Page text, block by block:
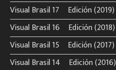
Visual Brasil 17º Edición (2019)
Visual Brasil 16º Edición (2018)
Visual Brasil 15º Edición (2017)
Visual Brasil 14º Edición (2016)